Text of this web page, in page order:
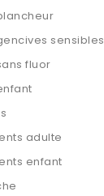
sensibles
fluor
adulte
enfant